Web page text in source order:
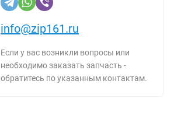
info@zip161.ru
Если у вас возникли вопросы или
необходимо заказать запчасть -
обратитесь по указанным контактам.